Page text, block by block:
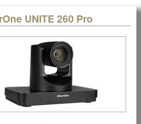
UNITE 260 Pro